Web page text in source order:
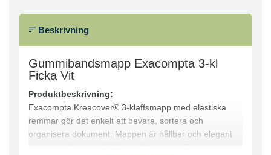
Beskrivning
Gummibandsmapp Exacompta 3-kl
Ficka Vit
Produktbeskrivning:
Exacompta Kreacover® 3-klaffsmapp med elastiska
remmar gör det enkelt att bevara, sortera och
organisera dokument. Mappen är hållbar och elegant